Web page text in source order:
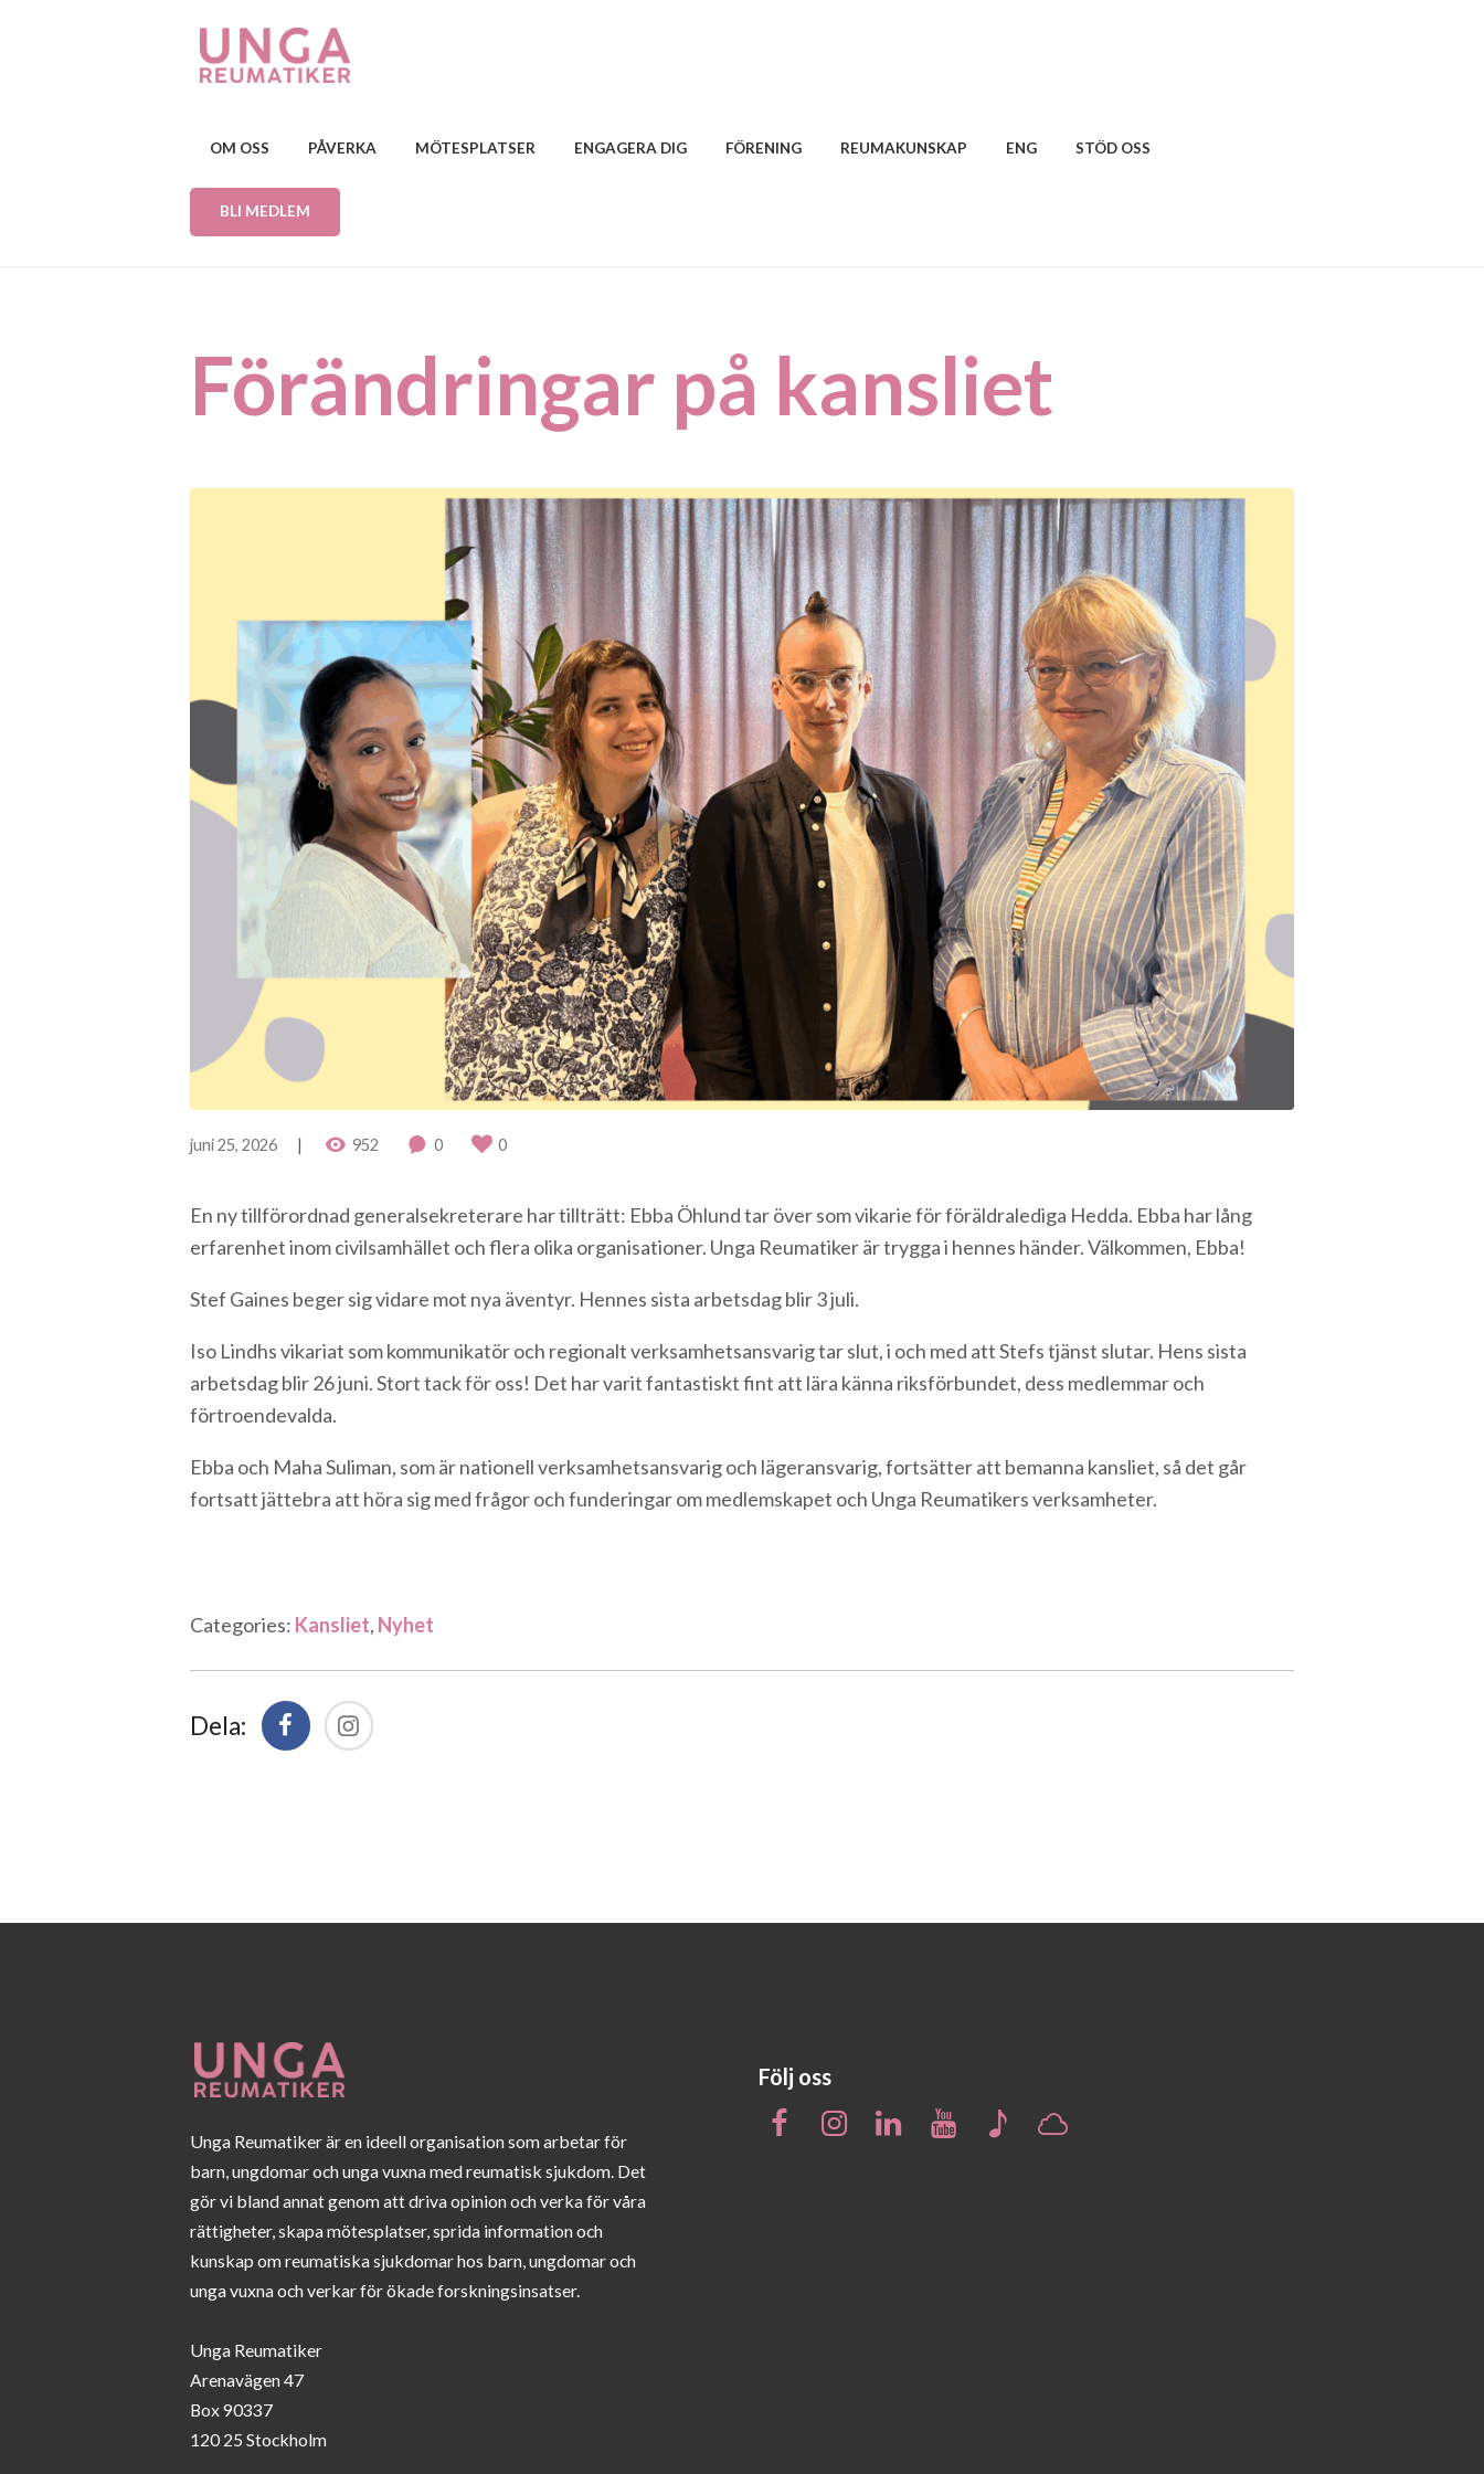
OM OSS PÅVERKA MÖTESPLATSER ENGAGERA DIG FÖRENING REUMAKUNSKAP ENG STÖD OSS
BLI MEDLEM
Förändringar på kansliet
juni 25, 2026 952 0 0
En ny tillförordnad generalsekreterare har tillträtt: Ebba Öhlund tar över som vikarie för föräldralediga Hedda. Ebba har lång
erfarenhet inom civilsamhället och flera olika organisationer. Unga Reumatiker är trygga i hennes händer. Välkommen, Ebba!
Stef Gaines beger sig vidare mot nya äventyr. Hennes sista arbetsdag blir 3 juli.
Iso Lindhs vikariat som kommunikatör och regionalt verksamhetsansvarig tar slut, i och med att Stefs tjänst slutar. Hens sista
arbetsdag blir 26 juni. Stort tack för oss! Det har varit fantastiskt fint att lära känna riksförbundet, dess medlemmar och
förtroendevalda.
Ebba och Maha Suliman, som är nationell verksamhetsansvarig och lägeransvarig, fortsätter att bemanna kansliet, så det går
fortsatt jättebra att höra sig med frågor och funderingar om medlemskapet och Unga Reumatikers verksamheter.
Categories: Kansliet, Nyhet
Dela:
Unga Reumatiker är en ideell organisation som arbetar för
barn, ungdomar och unga vuxna med reumatisk sjukdom. Det
gör vi bland annat genom att driva opinion och verka för våra
rättigheter, skapa mötesplatser, sprida information och
kunskap om reumatiska sjukdomar hos barn, ungdomar och
unga vuxna och verkar för ökade forskningsinsatser.
Unga Reumatiker
Arenavägen 47
Box 90337
120 25 Stockholm
Följ oss